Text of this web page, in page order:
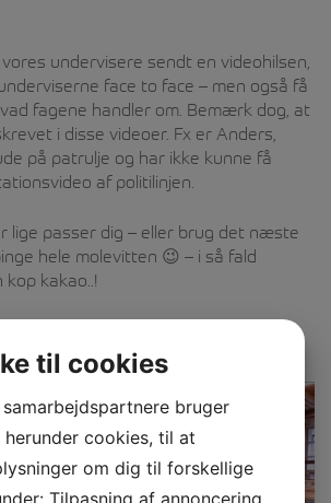
undervisere sendt en videohilsen,
face to face – men også få
fagene handler om. Bemærk dog, at
i disse videoer. Fx er Anders,
på patrulje og har ikke kunne få
af politilinjen.
lige passer dig – eller brug det næste
hele molevitten 😉 – i så fald
kakao..!
til cookies
bruger
cookies, til at
om dig til forskellige
Tilpasning af annoncering,